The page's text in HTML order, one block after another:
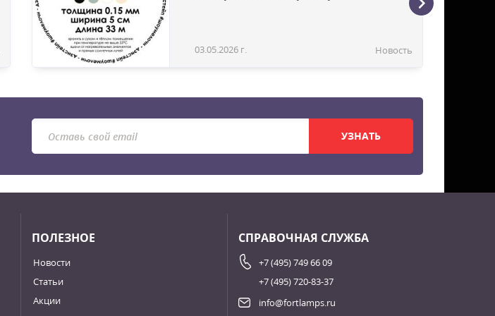
03.05.2026 г. Новость
УЗНАТЬ
ПОЛЕЗНОЕ
Новости
Статьи
Акции
СПРАВОЧНАЯ СЛУЖБА
+7 (495) 749 66 09
+7 (495) 720-83-37
info@fortlamps.ru